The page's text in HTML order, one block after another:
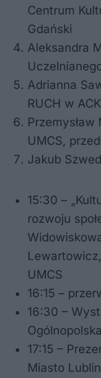
Centrum
Gdański
Aleksandra
Adrianna
RUCH w
UMCS,
Jakub
15:30 –
rozwoju
UMCS
16:15 –
16:30 –
17:15 –
Miasto